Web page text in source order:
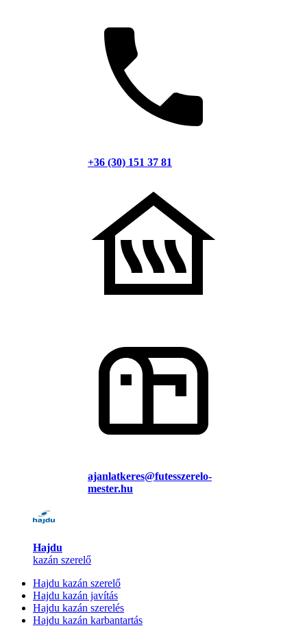
+36 (30) 151 37 81
ajanlatkeres@futesszerelo-
mester.hu
Hajdu
kazán szerelő
Hajdu kazán szerelő
Hajdu kazán javítás
Hajdu kazán szerelés
Hajdu kazán karbantartás